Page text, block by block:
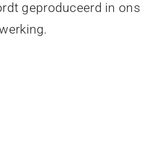
geproduceerd in ons